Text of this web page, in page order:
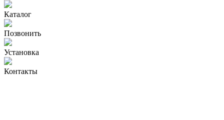
Каталог
Позвонить
Установка
Контакты